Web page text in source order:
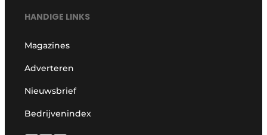
HANDIGE LINKS
Magazines
Adverteren
Nieuwsbrief
Bedrijvenindex